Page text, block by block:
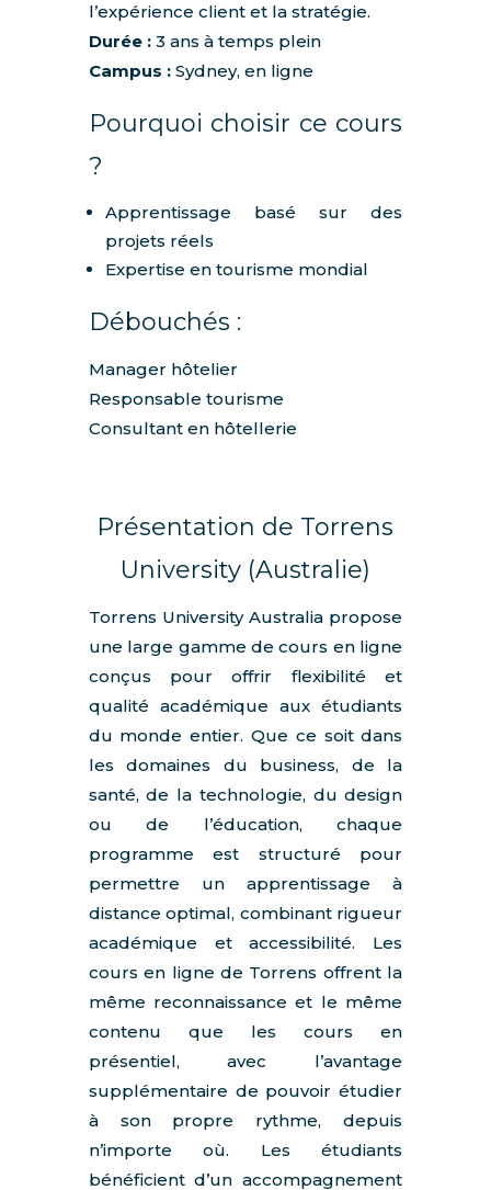
l’expérience client et la stratégie.
Durée :3 ans à temps plein
Campus :Sydney, en ligne
Pourquoi choisir ce cours
?
Apprentissage basé sur des
projets réels
Expertise en tourisme mondial
Débouchés :
Manager hôtelier
Responsable tourisme
Consultant en hôtellerie
Présentation de Torrens
University (Australie)
Torrens University Australia propose
une large gamme de cours en ligne
conçus pour offrir flexibilité et
qualité académique aux étudiants
du monde entier. Que ce soit dans
les domaines du business, de la
santé, de la technologie, du design
ou de l’éducation, chaque
programme est structuré pour
permettre un apprentissage à
distance optimal, combinant rigueur
académique et accessibilité. Les
cours en ligne de Torrens offrent la
même reconnaissance et le même
contenu que les cours en
présentiel, avec l’avantage
supplémentaire de pouvoir étudier
à son propre rythme, depuis
n’importe où. Les étudiants
bénéficient d’un accompagnement